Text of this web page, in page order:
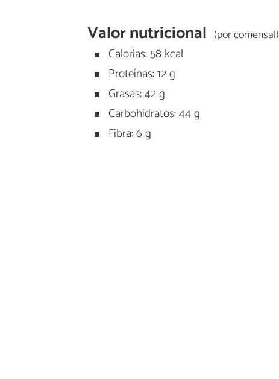
Valor nutricional (por comensal)
Calorías: 58 kcal
Proteínas: 12 g
Grasas: 42 g
Carbohidratos: 44 g
Fibra: 6 g